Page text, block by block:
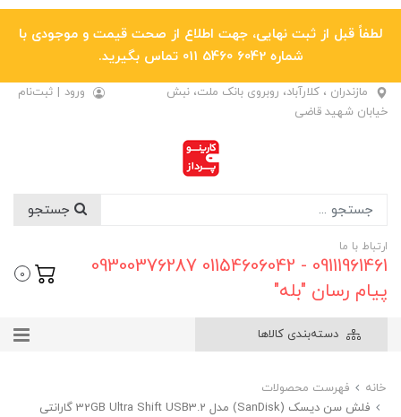
لطفاً قبل از ثبت نهایی، جهت اطلاع از صحت قیمت و موجودی با
شماره 6042 5460 011 تماس بگیرید.
مازندران ، کلارآباد، روبروی بانک ملت، نبش
خیابان شهید قاضی
ورود | ثبت‌نام
ارتباط با ما
09111961461 - 01154606042 09300376287
پیام رسان "بله"
0
دسته‌بندی کالاها
خانه
فهرست محصولات
فلش سن دیسک (SanDisk) مدل 32GB Ultra Shift USB3.2 گارانتی